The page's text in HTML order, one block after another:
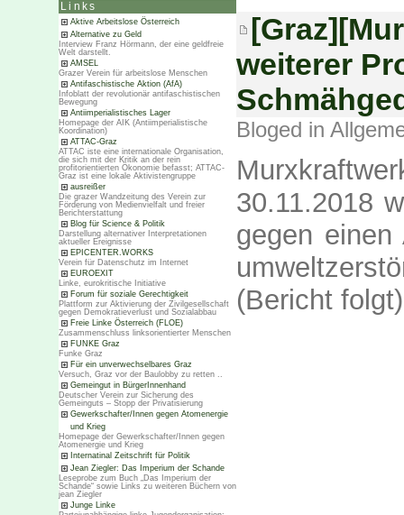
Links
Aktive Arbeitslose Österreich
Alternative zu Geld
Interview Franz Hörmann, der eine geldfreie
Welt darstellt.
AMSEL
Grazer Verein für arbeitslose Menschen
Antifaschistische Aktion (AfA)
Infoblatt der revolutionär antifaschistischen
Bewegung
Antiimperialistisches Lager
Homepage der AIK (Antiimperialistische
Koordination)
ATTAC-Graz
ATTAC iste eine internationale Organisation,
die sich mit der Kritik an der rein
profitorientierten Ökonomie befasst; ATTAC-
Graz ist eine lokale Aktivistengruppe
ausreißer
Die grazer Wandzeitung des Verein zur
Förderung von Medienvielfalt und freier
Berichterstattung
Blog für Science & Politik
Darstellung alternativer Interpretationen
aktueller Ereignisse
EPICENTER.WORKS
Verein für Datenschutz im Internet
EUROEXIT
Linke, eurokritische Initiative
Forum für soziale Gerechtigkeit
Plattform zur Aktivierung der Zivilgesellschaft
gegen Demokratieverlust und Sozialabbau
Freie Linke Österreich (FLOE)
Zusammenschluss linksorientierter Menschen
FUNKE Graz
Funke Graz
Für ein unverwechselbares Graz
Versuch, Graz vor der Baulobby zu retten ..
Gemeingut in BürgerInnenhand
Deutscher Verein zur Sicherung des
Gemeinguts – Stopp der Privatisierung
Gewerkschafter/Innen gegen Atomenergie
und Krieg
Homepage der Gewerkschafter/Innen gegen
Atomenergie und Krieg
Internatinal Zeitschrift für Politik
Jean Ziegler: Das Imperium der Schande
Leseprobe zum Buch „Das Imperium der
Schande“ sowie Links zu weiteren Büchern von
jean Ziegler
Junge Linke
weiterer
Bloged in
30.11.2018
gegen
(Bericht